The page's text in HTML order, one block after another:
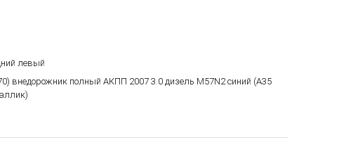
левый
внедорожник полный АКПП 2007 3.0 дизель M57N2 синий (A35